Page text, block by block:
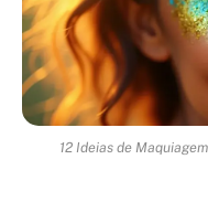
12 Ideias de